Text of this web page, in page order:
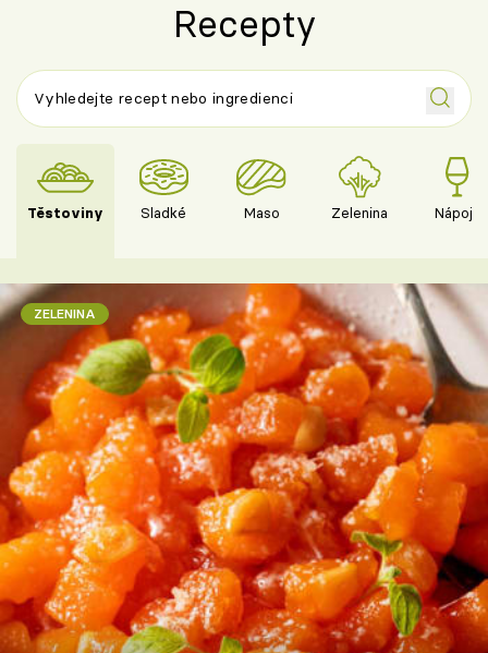
Recepty
Těstoviny Sladké Maso Zelenina Nápoje
ZELENINA